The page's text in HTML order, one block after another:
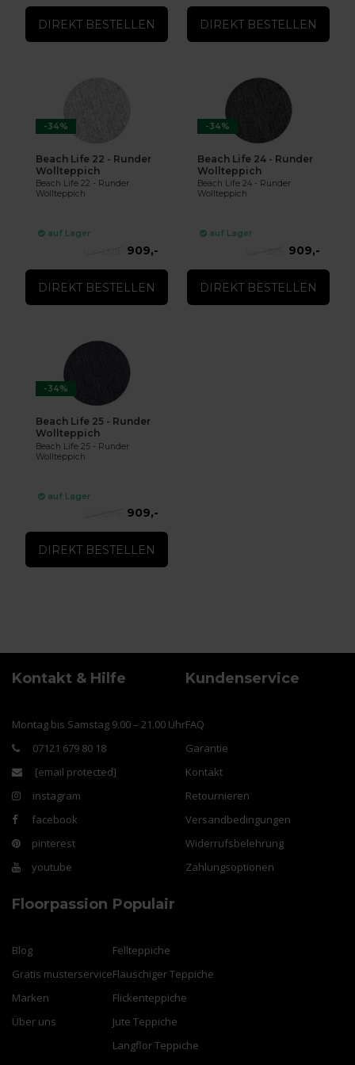
DIREKT BESTELLEN DIREKT BESTELLEN
-34%
Beach Life 22 - Runder
Wollteppich
Beach Life 22 - Runder
Wollteppich
auf Lager
909,-
DIREKT BESTELLEN
-34%
Beach Life 24 - Runder
Wollteppich
Beach Life 24 - Runder
Wollteppich
auf Lager
909,-
DIREKT BESTELLEN
-34%
Beach Life 25 - Runder
Wollteppich
Beach Life 25 - Runder
Wollteppich
auf Lager
909,-
DIREKT BESTELLEN
Kontakt & Hilfe
Montag bis Samstag 9.00 – 21.00 Uhr
07121 679 80 18
[email protected]
instagram
facebook
pinterest
youtube
Kundenservice
FAQ
Garantie
Kontakt
Retournieren
Versandbedingungen
Widerrufsbelehrung
Zahlungsoptionen
Floorpassion
Blog
Gratis musterservice
Marken
Über uns
Populair
Fellteppiche
Flauschiger Teppiche
Flickenteppiche
Jute Teppiche
Langflor Teppiche